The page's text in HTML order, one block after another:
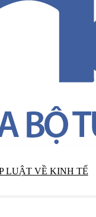
LUẬT VỀ KINH TẾ